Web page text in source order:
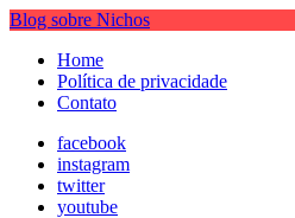
Blog sobre Nichos
Home
Política de privacidade
Contato
facebook
instagram
twitter
youtube